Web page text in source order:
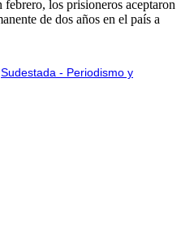
los prisioneros aceptaron
de dos años en el país a
Sudestada - Periodismo y